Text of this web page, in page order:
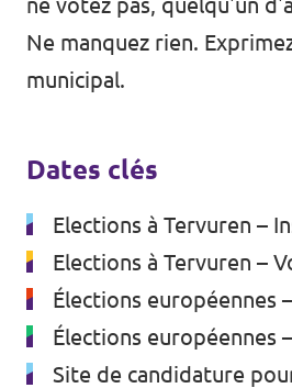
Ne manquez rien.
municipal.
Dates clés
Elections à Tervuren –
Elections à Tervuren –
Élections européennes
Élections européennes
Site de candidature